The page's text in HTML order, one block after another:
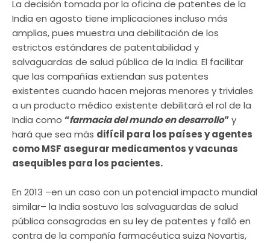
La decisión tomada por la oficina de patentes de la
India en agosto tiene implicaciones incluso más
amplias, pues muestra una debilitación de los
estrictos estándares de patentabilidad y
salvaguardas de salud pública de la India. El facilitar
que las compañías extiendan sus patentes
existentes cuando hacen mejoras menores y triviales
a un producto médico existente debilitará el rol de la
India como “farmacia del mundo en desarrollo”y
hará que sea más difícil para los países y agentes
como MSF asegurar medicamentos y vacunas
asequibles para los pacientes.
En 2013 –en un caso con un potencial impacto mundial
similar– la India sostuvo las salvaguardas de salud
pública consagradas en su ley de patentes y falló en
contra de la compañía farmacéutica suiza Novartis,